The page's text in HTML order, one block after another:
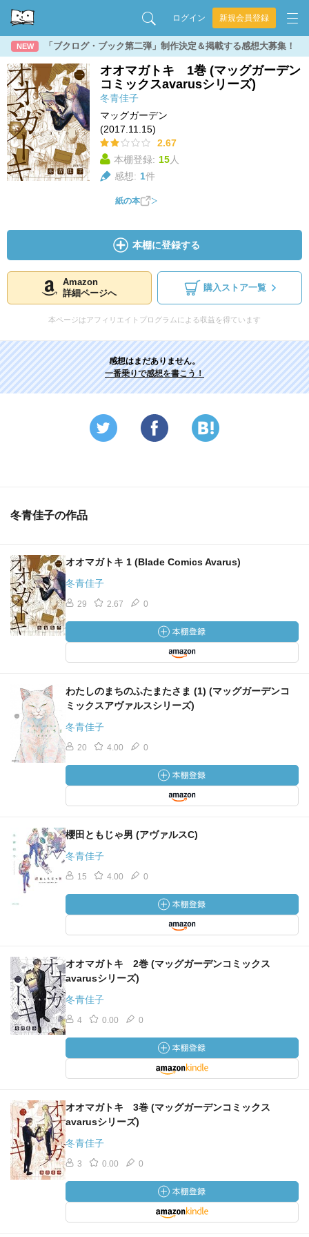
ログイン 新規会員登録
NEW 「ブクログ・ブック第二弾」制作決定＆掲載する感想大募集！
オオマガトキ 1巻 (マッグガーデン
コミックスavarusシリーズ)
冬青佳子
マッグガーデン
(2017.11.15)
2.67
本棚登録: 15人
感想: 1件
紙の本
本棚に登録する
Amazon
詳細ページへ
購入ストア一覧
本ページはアフィリエイトプログラムによる収益を得ています
感想はまだありません。
一番乗りで感想を書こう！
冬青佳子の作品
オオマガトキ 1 (Blade Comics Avarus)
冬青佳子
29 2.67 0
わたしのまちのふたまたさま (1) (マッグガーデンコ
ミックスアヴァルスシリーズ)
冬青佳子
20 4.00 0
櫻田ともじゃ男 (アヴァルスC)
冬青佳子
15 4.00 0
オオマガトキ 2巻 (マッグガーデンコミックス
avarusシリーズ)
冬青佳子
4 0.00 0
オオマガトキ 3巻 (マッグガーデンコミックス
avarusシリーズ)
冬青佳子
3 0.00 0